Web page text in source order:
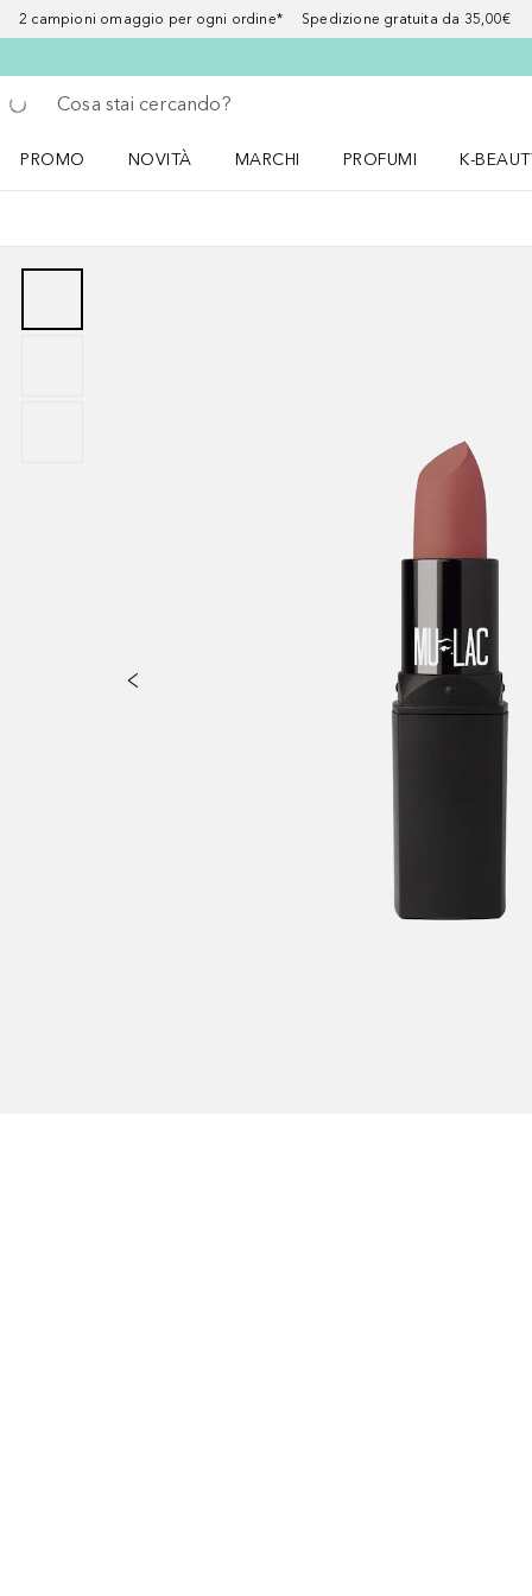
2 campioni omaggio per ogni ordine* Spedizione gratuita da 35,00€
Torna indietro
Esegui ricerca
PROMO
NOVITÀ
MARCHI
PROFUMI
K-